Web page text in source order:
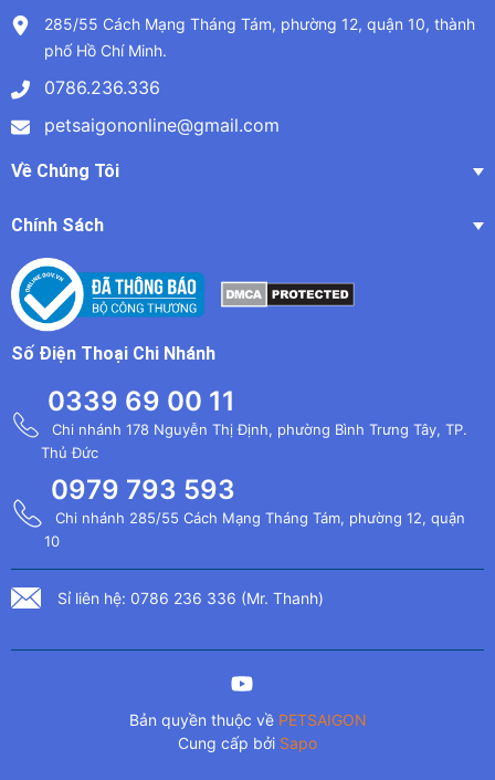
285/55 Cách Mạng Tháng Tám, phường 12, quận 10, thành
phố Hồ Chí Minh.
0786.236.336
petsaigononline@gmail.com
Về Chúng Tôi
Chính Sách
Số Điện Thoại Chi Nhánh
0339 69 00 11
Chi nhánh 178 Nguyễn Thị Định, phường Bình Trưng Tây, TP.
Thủ Đức
0979 793 593
Chi nhánh 285/55 Cách Mạng Tháng Tám, phường 12, quận
10
Sỉ liên hệ: 0786 236 336 (Mr. Thanh)
Bản quyền thuộc về PETSAIGON
Cung cấp bởi Sapo